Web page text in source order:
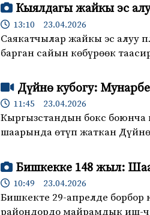
Кыялдагы жайкы эс
13:10 23.04.2026
Саякатчылар жайкы эс алуу
барган сайын көбүрөөк
Дүйнө кубогу:
11:45 23.04.2026
Кыргызстандын бокс
шаарында өтүп жаткан
Бишкекке 148 жыл:
10:49 23.04.2026
Бишкекте 29-апрелде
райондордо майрамдык иш-